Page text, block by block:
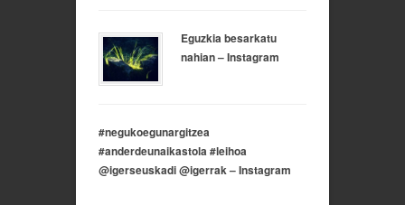
Eguzkia besarkatu
nahian – Instagram
#negukoegunargitzea
#anderdeunaikastola #leihoa
@igerseuskadi @igerrak – Instagram